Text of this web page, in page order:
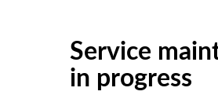
Service
in progress